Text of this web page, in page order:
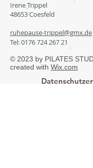
Irene Trippel
48653 Coesfeld
ruhepause-trippel@gmx.de
Tel:0176 724 267 21
© 2023 by PILATES
created with Wix.com